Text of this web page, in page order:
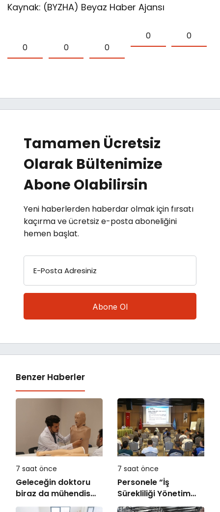
Kaynak: (BYZHA) Beyaz Haber Ajansı
0 0 0
0 0
Tamamen Ücretsiz
Olarak Bültenimize
Abone Olabilirsin
Yeni haberlerden haberdar olmak için fırsatı
kaçırma ve ücretsiz e-posta aboneliğini
hemen başlat.
E-Posta Adresiniz
Benzer Haberler
7 saat önce
Geleceğin doktoru
biraz da mühendis
olmak zorunda!
7 saat önce
Personele “İş
Sürekliliği Yönetim
Sistemi” Eğitimi